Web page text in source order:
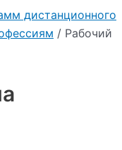
дистанционного
/ Рабочий